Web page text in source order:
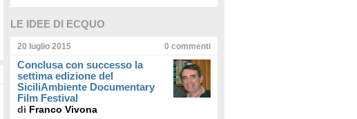
LE IDEE DI ECQUO
20 luglio 2015 0 commenti
Conclusa con successo la
settima edizione del
SiciliAmbiente Documentary
Film Festival
di Franco Vivona